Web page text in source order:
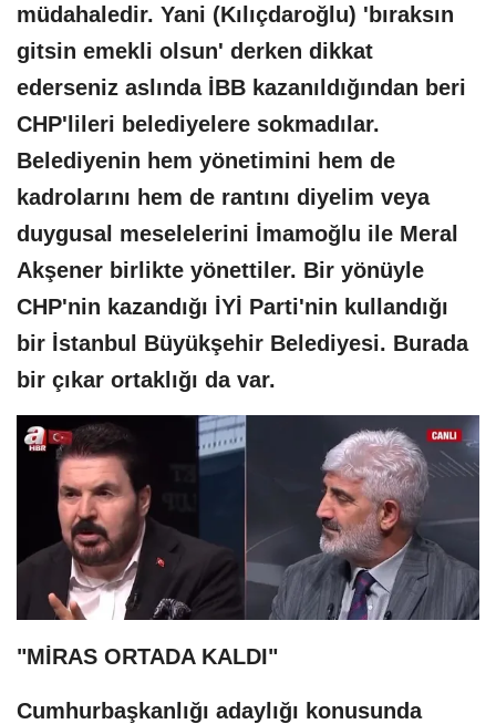
müdahaledir. Yani (Kılıçdaroğlu) 'bıraksın
gitsin emekli olsun' derken dikkat
ederseniz aslında İBB kazanıldığından beri
CHP'lileri belediyelere sokmadılar.
Belediyenin hem yönetimini hem de
kadrolarını hem de rantını diyelim veya
duygusal meselelerini İmamoğlu ile Meral
Akşener birlikte yönettiler. Bir yönüyle
CHP'nin kazandığı İYİ Parti'nin kullandığı
bir İstanbul Büyükşehir Belediyesi. Burada
bir çıkar ortaklığı da var.
"MİRAS ORTADA KALDI"
Cumhurbaşkanlığı adaylığı konusunda